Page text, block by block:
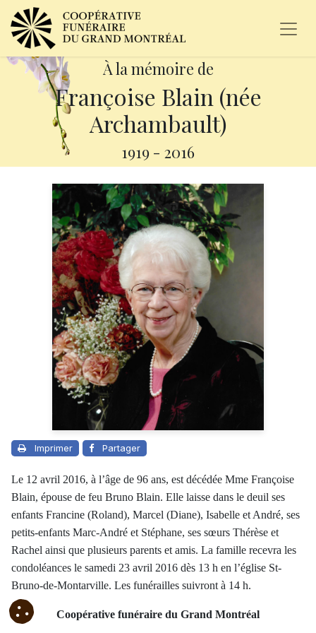
À la mémoire de
Françoise Blain (née
Archambault)
1919 - 2016
Imprimer Partager
Le 12 avril 2016, à l’âge de 96 ans, est décédée Mme Françoise
Blain, épouse de feu Bruno Blain. Elle laisse dans le deuil ses
enfants Francine (Roland), Marcel (Diane), Isabelle et André, ses
petits-enfants Marc-André et Stéphane, ses sœurs Thérèse et
Rachel ainsi que plusieurs parents et amis. La famille recevra les
condoléances le samedi 23 avril 2016 dès 13 h en l’église St-
Bruno-de-Montarville. Les funérailles suivront à 14 h.
Coopérative funéraire du Grand Montréal